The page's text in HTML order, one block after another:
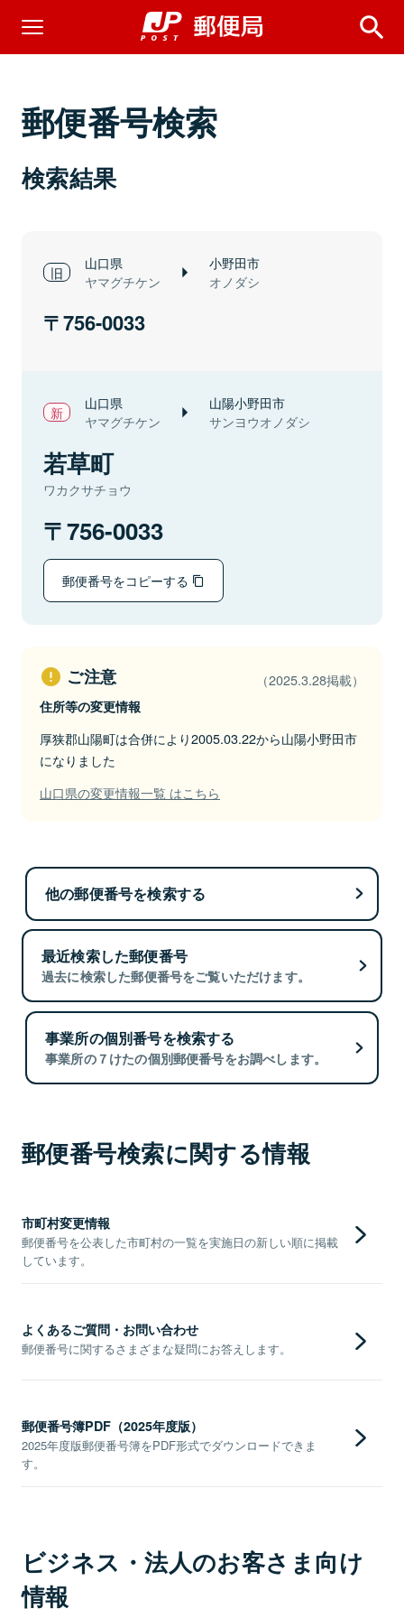
郵便番号検索
検索結果
山口県
ヤマグチケン
小野田市
オノダシ
756-0033
山口県
ヤマグチケン
山陽小野田市
サンヨウオノダシ
若草町
ワカクサチョウ
756-0033
郵便番号をコピーする
ご注意 （2025.3.28掲載）
住所等の変更情報
厚狭郡山陽町は合併により2005.03.22から山陽小野田市
になりました
山口県の変更情報一覧 はこちら
他の郵便番号を検索する
最近検索した郵便番号
過去に検索した郵便番号をご覧いただけます。
事業所の個別番号を検索する
事業所の７けたの個別郵便番号をお調べします。
郵便番号検索に関する情報
市町村変更情報
郵便番号を公表した市町村の一覧を実施日の新しい順に掲載
しています。
よくあるご質問・お問い合わせ
郵便番号に関するさまざまな疑問にお答えします。
郵便番号簿PDF（2025年度版）
2025年度版郵便番号簿をPDF形式でダウンロードできま
す。
ビジネス・法人のお客さま向け
情報